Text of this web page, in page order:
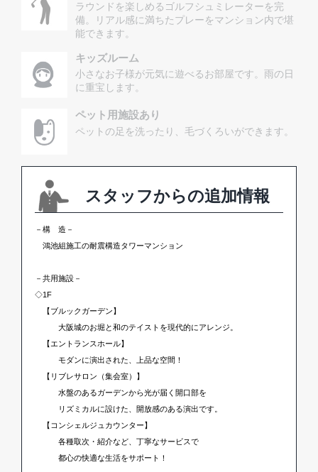
ラウンドを楽しめるゴルフシュミレーターを完
備。リアル感に満ちたプレーをマンション内で堪
能できます。
キッズルーム
小さなお子様が元気に遊べるお部屋です。雨の日
に重宝します。
ペット用施設あり
ペットの足を洗ったり、毛づくろいができます。
スタッフからの追加情報
－構 造－
鴻池組施工の耐震構造タワーマンション
－共用施設－
◇1F
【ブルックガーデン】
大阪城のお堀と和のテイストを現代的にアレンジ。
【エントランスホール】
モダンに演出された、上品な空間！
【リブレサロン（集会室）】
水盤のあるガーデンから光が届く開口部を
リズミカルに設けた、開放感のある演出です。
【コンシェルジュカウンター】
各種取次・紹介など、丁寧なサービスで
都心の快適な生活をサポート！